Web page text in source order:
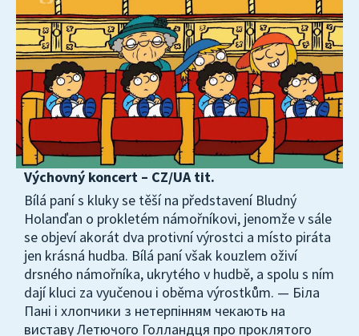
Výchovný koncert – CZ/UA tit.
Bílá paní s kluky se těší na představení Bludný
Holanďan o prokletém námořníkovi, jenomže v sále
se objeví akorát dva protivní výrostci a místo piráta
jen krásná hudba. Bílá paní však kouzlem oživí
drsného námořníka, ukrytého v hudbě, a spolu s ním
dají kluci za vyučenou i oběma výrostkům. — Біла
Пані і хлопчики з нетерпінням чекають на
виставу Летючого Голландця про проклятого